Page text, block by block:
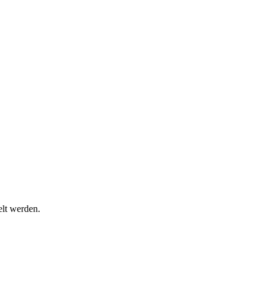
werden.